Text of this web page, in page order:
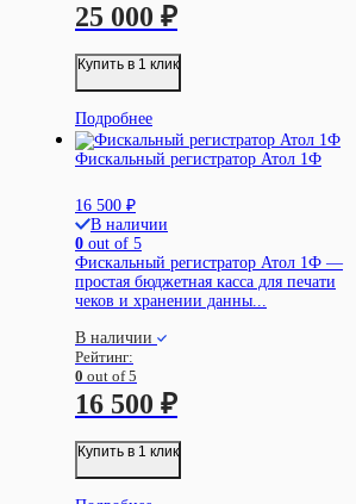
25 000 ₽
Купить в 1 клик
Подробнее
Фискальный регистратор Атол 1Ф
16 500 ₽
В наличии
0 out of 5
Фискальный регистратор Атол 1Ф —
простая бюджетная касса для печати
чеков и хранении данны...
В наличии
Рейтинг:
0 out of 5
16 500 ₽
Купить в 1 клик